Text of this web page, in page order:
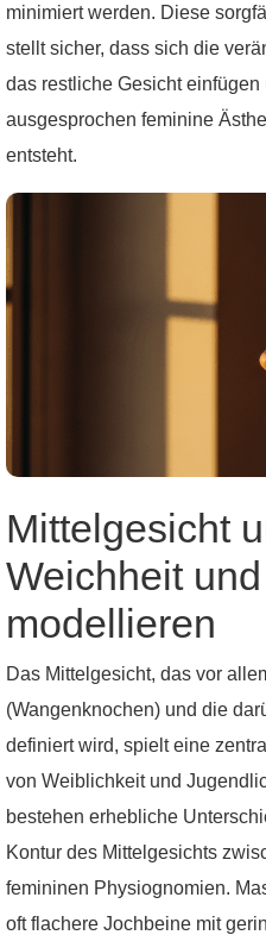
minimiert werden. Diese
stellt sicher, dass sich die
das restliche Gesicht
ausgesprochen feminine
entsteht.
Mittelgesicht
Weichheit
modellieren
Das Mittelgesicht, das vor
(Wangenknochen) und die
definiert wird, spielt eine
von Weiblichkeit und
bestehen erhebliche
Kontur des Mittelgesichts
femininen Physiognomien.
oft flachere Jochbeine mit